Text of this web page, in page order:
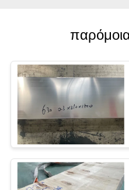
SITEMAP
PRIVACY
POLICY